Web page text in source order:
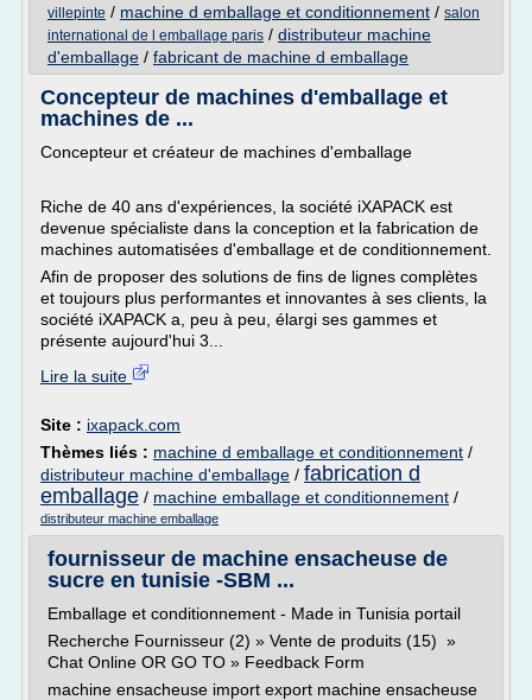
villepinte / machine d emballage et conditionnement / salon
international de l emballage paris / distributeur machine
d'emballage / fabricant de machine d emballage
Concepteur de machines d'emballage et
machines de ...
Concepteur et créateur de machines d'emballage
Riche de 40 ans d'expériences, la société iXAPACK est
devenue spécialiste dans la conception et la fabrication de
machines automatisées d'emballage et de conditionnement.
Afin de proposer des solutions de fins de lignes complètes
et toujours plus performantes et innovantes à ses clients, la
société iXAPACK a, peu à peu, élargi ses gammes et
présente aujourd'hui 3...
Lire la suite
Site : ixapack.com
Thèmes liés : machine d emballage et conditionnement /
distributeur machine d'emballage / fabrication d
emballage / machine emballage et conditionnement /
distributeur machine emballage
fournisseur de machine ensacheuse de
sucre en tunisie -SBM ...
Emballage et conditionnement - Made in Tunisia portail
Recherche Fournisseur (2) » Vente de produits (15) »
Chat Online OR GO TO » Feedback Form
machine ensacheuse import export machine ensacheuse